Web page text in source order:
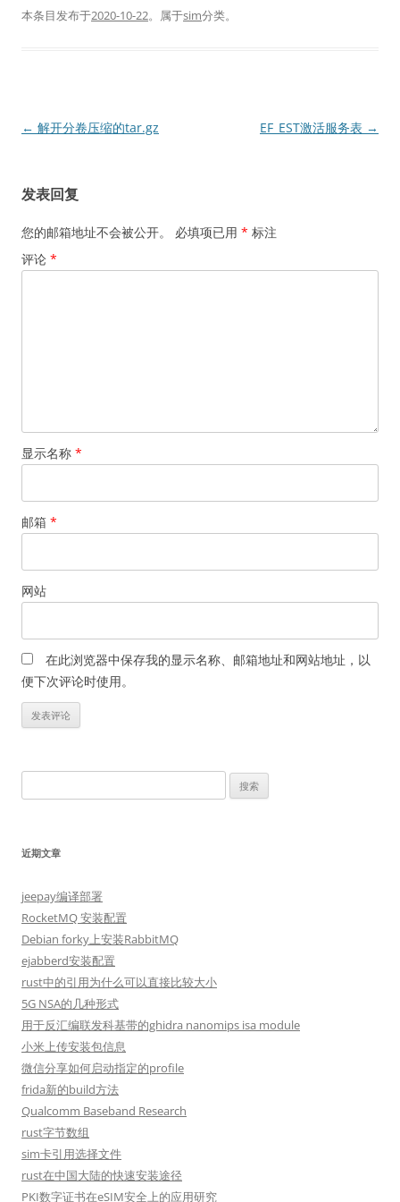
本条目发布于2020-10-22。属于sim分类。
文
航
← 解开分卷压缩的tar.gz EF_EST激活服务表 →
发表回复
您的邮箱地址不会被公开。 必填项已用 * 标注
评论 *
显示名称 *
邮箱 *
网站
在此浏览器中保存我的显示名称、邮箱地址和网站地址，以
便下次评论时使用。
索：
近期文章
jeepay编译部署
RocketMQ 安装配置
Debian forky上安装RabbitMQ
ejabberd安装配置
rust中的引用为什么可以直接比较大小
5G NSA的几种形式
用于反汇编联发科基带的ghidra nanomips isa module
小米上传安装包信息
微信分享如何启动指定的profile
frida新的build方法
Qualcomm Baseband Research
rust字节数组
sim卡引用选择文件
rust在中国大陆的快速安装途径
PKI数字证书在eSIM安全上的应用研究